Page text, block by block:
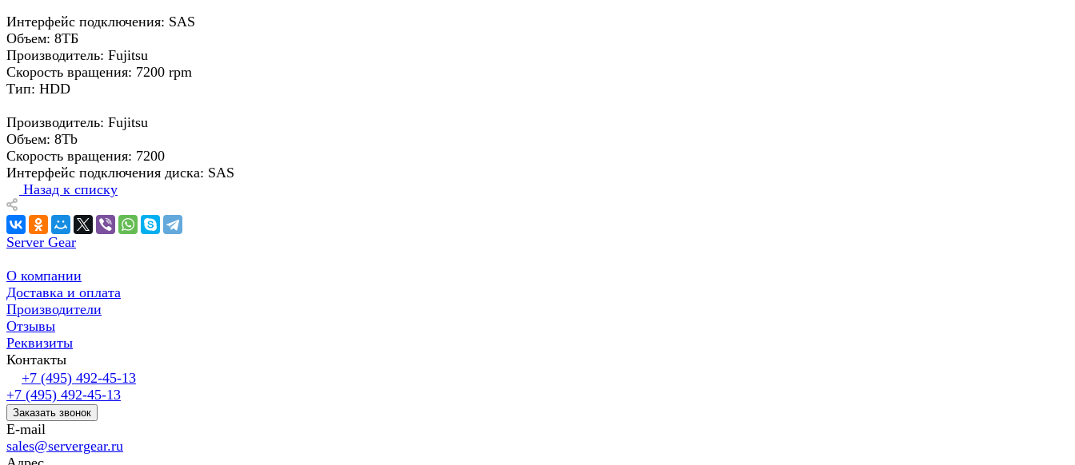
Интерфейс подключения: SAS
Объем: 8ТБ
Производитель: Fujitsu
Скорость вращения: 7200 rpm
Тип: HDD
Производитель: Fujitsu
Объем: 8Tb
Скорость вращения: 7200
Интерфейс подключения диска: SAS
Назад к списку
Server Gear
О компании
Доставка и оплата
Производители
Отзывы
Реквизиты
Контакты
+7 (495) 492-45-13
+7 (495) 492-45-13
Заказать звонок
E-mail
sales@servergear.ru